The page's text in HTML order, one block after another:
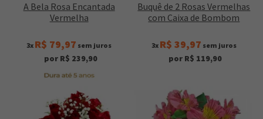
A Bela Rosa Encantada
Vermelha
3x R$ 79,97 sem juros
por R$ 239,90
Buquê de 2 Rosas Vermelhas
com Caixa de Bombom
3x R$ 39,97 sem juros
por R$ 119,90